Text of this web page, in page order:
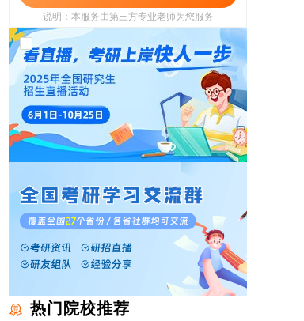
说明：本服务由第三方专业老师为您服务
我已阅读并同意 《用户政策》
《用户服务
使用协议》
热门院校推荐